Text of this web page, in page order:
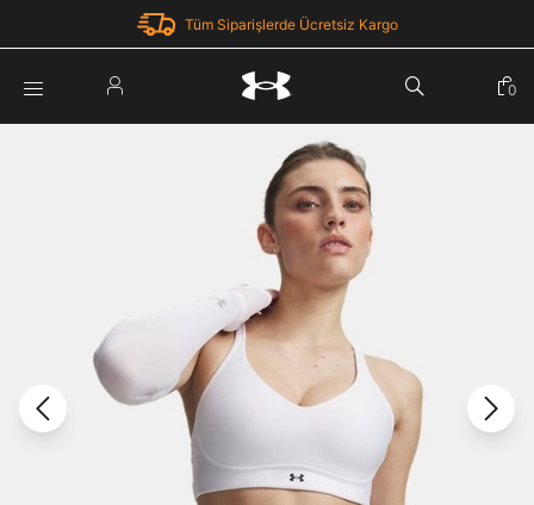
Tüm Siparişlerde Ücretsiz Kargo
Şifremi Unuttum
Under Armour'da yeni misiniz? Kayıt Ol
0
Parola Yenileme
Parolayı Yenile
Giriş Sayfasına Dön
Zaten hesabın var mı? Giriş yap